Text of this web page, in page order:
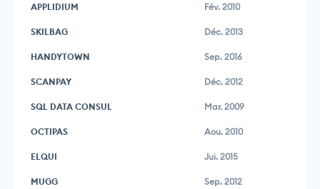
APPLIDIUM Fév. 2010
SKILBAG Déc. 2013
HANDYTOWN Sep. 2016
SCANPAY Déc. 2012
SQL DATA CONSUL Mar. 2009
OCTIPAS Aou. 2010
ELQUI Jui. 2015
MUGG Sep. 2012